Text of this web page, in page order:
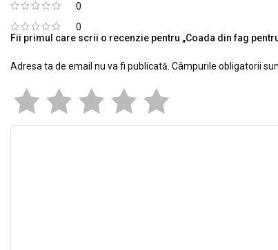
0
0
Fii primul care scrii o recenzie pentru „Coada din fag
Adresa ta de email nu va fi publicată. Câmpurile obligatorii